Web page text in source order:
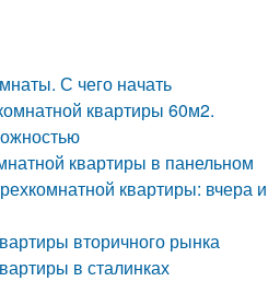
С чего начать
квартиры 60м2.
квартиры в панельном
квартиры: вчера и
вторичного рынка
в сталинках